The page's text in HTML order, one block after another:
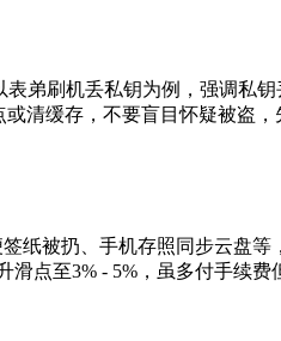
表弟刷机丢私钥为例，强调
清缓存，不要盲目怀疑被盗，
纸被扔、手机存照同步云盘
点至3% - 5%，虽多付手续费